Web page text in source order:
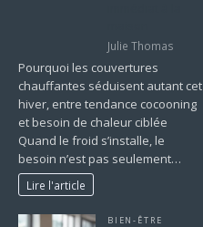
Julie Thomas
Pourquoi les couvertures
chauffantes séduisent autant cet
hiver, entre tendance cocooning
et besoin de chaleur ciblée
Quand le froid s’installe, le
besoin n’est pas seulement…
Lire l'article
BIEN-ÊTRE